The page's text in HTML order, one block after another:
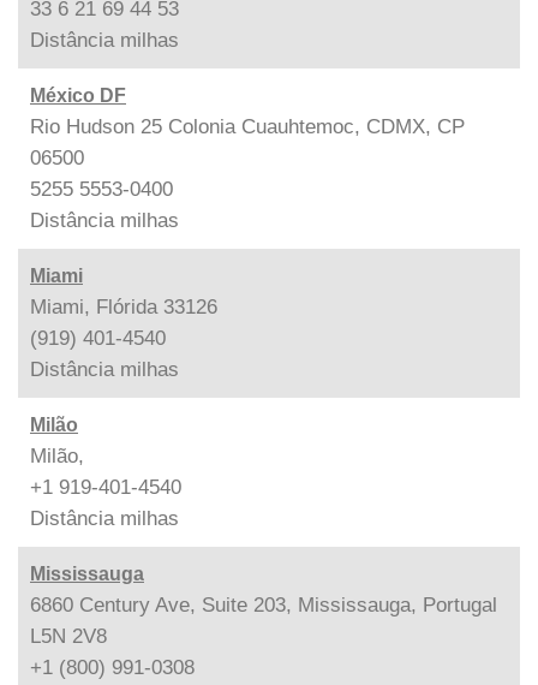
33 6 21 69 44 53
Distância milhas
México DF
Rio Hudson 25 Colonia Cuauhtemoc, CDMX, CP
06500
5255 5553-0400
Distância milhas
Miami
Miami, Flórida 33126
(919) 401-4540
Distância milhas
Milão
Milão,
+1 919-401-4540
Distância milhas
Mississauga
6860 Century Ave, Suite 203, Mississauga, Portugal
L5N 2V8
+1 (800) 991-0308